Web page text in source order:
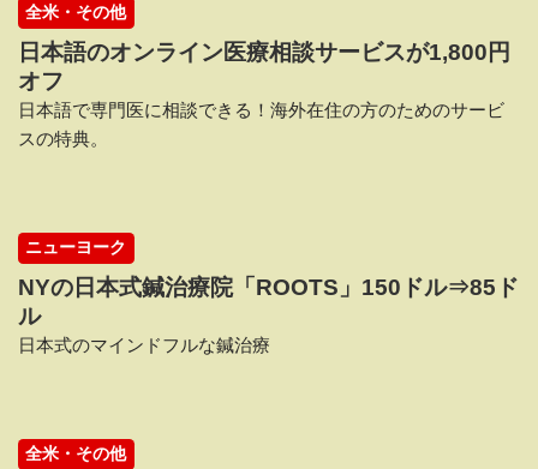
全米・その他
日本語のオンライン医療相談サービスが1,800円
オフ
日本語で専門医に相談できる！海外在住の方のためのサービ
スの特典。
ニューヨーク
NYの日本式鍼治療院「ROOTS」150ドル⇒85ド
ル
日本式のマインドフルな鍼治療
全米・その他